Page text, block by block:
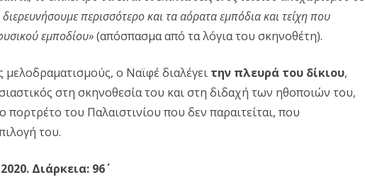
α
ι
η
ς
Ν
περισσότερο και τα αόρατα εμπόδια και τείχη που
εμποδίου»(απόσπασμα από τα λόγια του σκηνοθέτη).
ο Ναϊφέ διαλέγει την πλευρά του δίκιου,
στη σκηνοθεσία του και στη διδαχή των ηθοποιών του,
πορτρέτο του Παλαιστινίου που δεν παραιτείται, που
του.
Διάρκεια: 96΄